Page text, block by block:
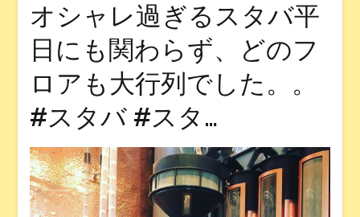
オシャレ過ぎるスタバ️平
日にも関わらず、どのフ
ロアも大行列でした。。
#スタバ #スタ…